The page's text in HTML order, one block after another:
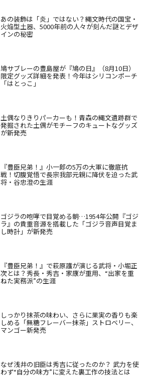
あの装飾は「炎」ではない？縄文時代の国宝・
火焔型土器、5000年前の人々が刻んだ謎とデザ
インの秘密
鳩サブレーの豊島屋が『鳩の日』（8月10日）
限定グッズ詳細を発表！今年はシリコンポーチ
「はとっこ」
土偶なりきりパーカーも！青森の縄文遺跡群で
発掘された土偶がモチーフのキュートなグッズ
が新発売
『豊臣兄弟！』小一郎の5万の大軍に徹底抗
戦！切腹覚悟で長宗我部元親に降伏を迫った武
将・谷忠澄の生涯
ゴジラの咆哮で目覚める朝…1954年公開『ゴジ
ラ』の貴重音源を搭載した「ゴジラ音声目覚ま
し時計」が新発売
『豊臣兄弟！』で萩原護が演じる武将・小堀正
次とは？秀長・秀吉・家康が重用、“出家を重
ねた実務派”の生涯
しっかり抹茶の味わい、さらに果実の香りも楽
しめる「無糖フレーバー抹茶」ストロベリー、
マンゴー新発売
なぜ浅井の旧臣は秀吉に従ったのか？ 武力を使
わず“自分の味方”に変えた裏工作の技法とは